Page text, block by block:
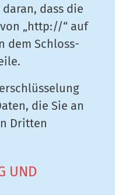
dass die
„http://“ auf
dem Schloss-
die Sie an
Dritten
UND